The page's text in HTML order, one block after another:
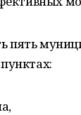
пять